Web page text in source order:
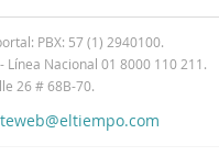
PBX: 57 (1) 2940100.
Línea Nacional 01 8000 110 211.
26 # 68B-70.